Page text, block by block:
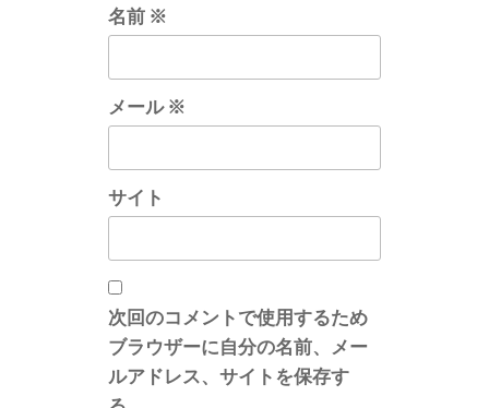
名前 ※
メール※
サイト
次回のコメントで使用するため
ブラウザーに自分の名前、メー
ルアドレス、サイトを保存す